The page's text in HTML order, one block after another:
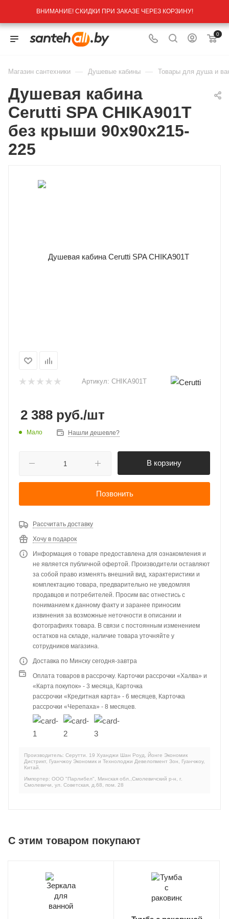
ВНИМАНИЕ! СКИДКИ ПРИ ЗАКАЗЕ ЧЕРЕЗ КОРЗИНУ!
0
Магазин сантехники — Душевые кабины — Товары для душа и
Душевая кабина
Cerutti SPA CHIKA901T
без крыши 90x90x215-
225
Артикул: CHIKA901T
2 388 руб./шт
Мало Нашли дешевле?
В корзину
Позвонить
Рассчитать доставку
Хочу в подарок
Информация о товаре предоставлена для ознакомления и
не является публичной офертой. Производители оставляют
за собой право изменять внешний вид, характеристики и
комплектацию товара, предварительно не уведомляя
продавцов и потребителей. Просим вас отнестись с
пониманием к данному факту и заранее приносим
извинения за возможные неточности в описании и
фотографиях товара. В связи с постоянным изменением
остатков на складе, наличие товара уточняйте у
сотрудников магазина.
Доставка по Минску сегодня-завтра
Оплата товаров в рассрочку. Карточки рассрочки «Халва» и
«Карта покупок» - 3 месяца, Карточка
рассрочки «Кредитная карта» - 6 месяцев, Карточка
рассрочки «Черепаха» - 8 месяцев.
Производитель: Серутти. 19 Хуанджи Шан Роуд, Йонге Экономик
Дистрикт, Гуанчжоу Экономик и Технолоджи Девелопмент Зон, Гуанчжоу,
Китай.
Импортер: ООО "Парлибел", Минская обл.,Смолевичский р-н, г.
Смолевичи, ул. Советская, д.68, пом. 28
C этим товаром покупают